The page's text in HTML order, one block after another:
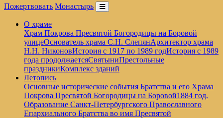
Пожертвовать Монастырь
О храме
Храм Покрова Пресвятой Богородицы на Боровой
улицеОснователь храма С.Н. СлепянАрхитектор храма
Н.Н. НиконовИстория с 1917 по 1989 годИстория с 1989
года продолжаетсяСвятыниПрестольные
праздникиКомплекс зданий
Летопись
Основные исторические события Братства и его Храма
Покрова Пресвятой Богородицы на Боровой1884 год.
Образование Санкт-Петербургского Православного
Епархиального Братства во имя Пресвятой